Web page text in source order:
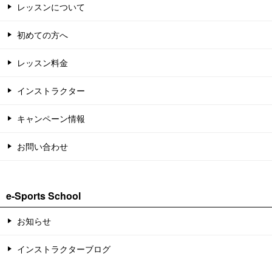
レッスンについて
初めての方へ
レッスン料金
インストラクター
キャンペーン情報
お問い合わせ
e-Sports School
お知らせ
インストラクターブログ